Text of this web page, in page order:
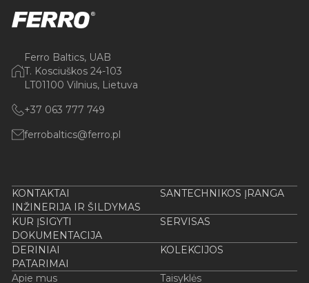
Ferro Baltics, UAB
T. Kosciuškos 24-103
LT01100 Vilnius, Lietuva
+37 063 777 749
ferrobaltics@ferro.pl
KONTAKTAI
SANTECHNIKOS ĮRANGA
INŽINERIJA IR ŠILDYMAS
KUR ĮSIGYTI
SERVISAS
DOKUMENTACIJA
DERINIAI
KOLEKCIJOS
PATARIMAI
Apie mus
Taisyklės